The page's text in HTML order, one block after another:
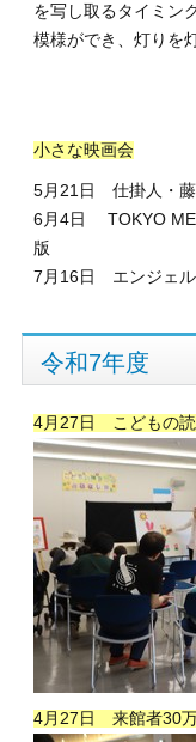
を写し取るタイミン
模様ができ、灯りを
小さな映画会
5月21日 仕掛人・
6月4日 TOKYO
版
7月16日 エンジェ
令和7年度
4月27日 こどもの読
4月27日 来館者30